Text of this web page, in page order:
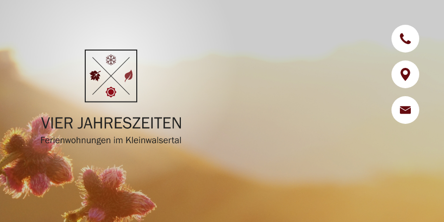
Tel. +43 5517
Lage &
Kontakt